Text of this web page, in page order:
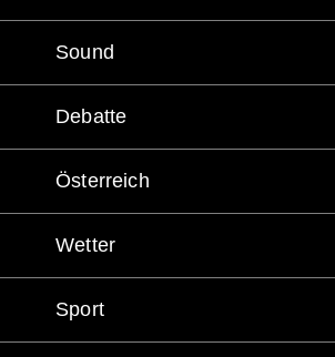
Sound
Debatte
Österreich
Wetter
Sport